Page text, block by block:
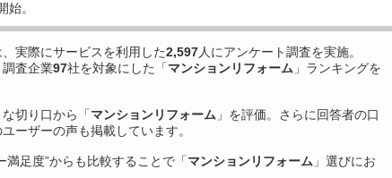
始。
実際にサービスを利用した2,597人にアンケート調査を実施。
査企業97社を対象にした「マンションリフォーム 」ランキングを
切り口から「マンションリフォーム 」を評価。さらに回答者の口
ーザーの声も掲載しています。
満足度”からも比較することで「マンションリフォーム 」選びにお